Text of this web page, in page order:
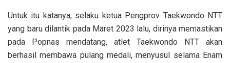
Untuk itu katanya, selaku ketua Pengprov Taekwondo NTT
yang baru dilantik pada Maret 2023 lalu, dirinya memastikan
pada Popnas mendatang, atlet Taekwondo NTT akan
berhasil membawa pulang medali, menyusul selama Enam